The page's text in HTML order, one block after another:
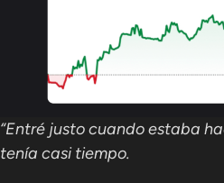
“Entré justo cuando estaba
tenía casi tiempo.